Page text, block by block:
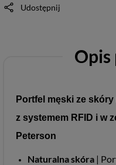
Udostępnij
Portfel męski ze
z systemem RFID i w
Peterson
Naturalna skóra |